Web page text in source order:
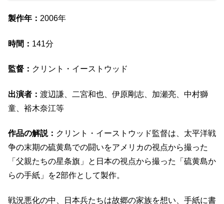
製作年： 2006年
時間： 141分
監督： クリント・イーストウッド
出演者： 渡辺謙、二宮和也、伊原剛志、加瀬亮、中村獅
童、裕木奈江等
作品の解説： クリント・イーストウッド監督は、太平洋戦
争の末期の硫黄島での闘いをアメリカの視点から撮った
「父親たちの星条旗」と日本の視点から撮った「硫黄島か
らの手紙」を2部作として製作。
戦況悪化の中、日本兵たちは故郷の家族を想い、手紙に書